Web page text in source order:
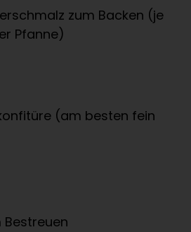
zum Backen (je
Pfanne)
(am besten fein
Bestreuen